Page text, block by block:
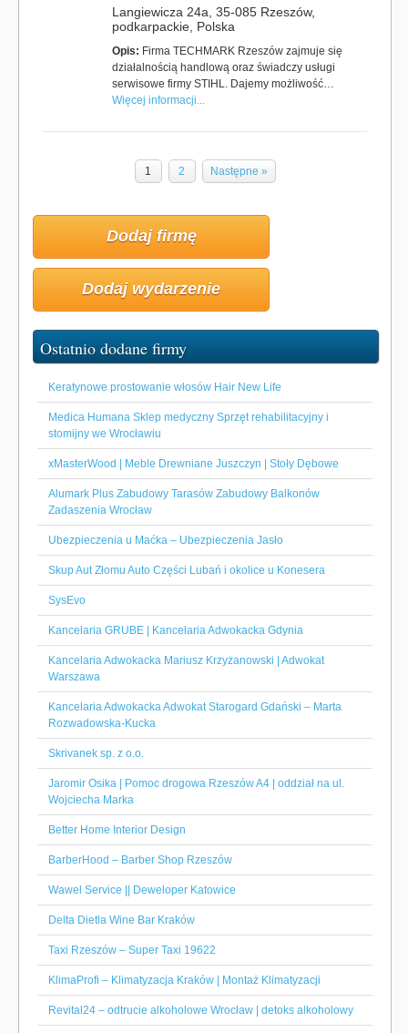
Langiewicza 24a, 35-085 Rzeszów,
podkarpackie, Polska
Opis: Firma TECHMARK Rzeszów zajmuje się
działalnością handlową oraz świadczy usługi
serwisowe firmy STIHL. Dajemy możliwość…
Więcej informacji...
1 2 Następne »
Dodaj firmę
Dodaj wydarzenie
Ostatnio dodane firmy
Keratynowe prostowanie włosów Hair New Life
Medica Humana Sklep medyczny Sprzęt rehabilitacyjny i
stomijny we Wrocławiu
xMasterWood | Meble Drewniane Juszczyn | Stoły Dębowe
Alumark Plus Zabudowy Tarasów Zabudowy Balkonów
Zadaszenia Wrocław
Ubezpieczenia u Maćka – Ubezpieczenia Jasło
Skup Aut Złomu Auto Części Lubań i okolice u Konesera
SysEvo
Kancelaria GRUBE | Kancelaria Adwokacka Gdynia
Kancelaria Adwokacka Mariusz Krzyżanowski | Adwokat
Warszawa
Kancelaria Adwokacka Adwokat Starogard Gdański – Marta
Rozwadowska-Kucka
Skrivanek sp. z o.o.
Jaromir Osika | Pomoc drogowa Rzeszów A4 | oddział na ul.
Wojciecha Marka
Better Home Interior Design
BarberHood – Barber Shop Rzeszów
Wawel Service || Deweloper Katowice
Delta Dietla Wine Bar Kraków
Taxi Rzeszów – Super Taxi 19622
KlimaProfi – Klimatyzacja Kraków | Montaż Klimatyzacji
Revital24 – odtrucie alkoholowe Wrocław | detoks alkoholowy